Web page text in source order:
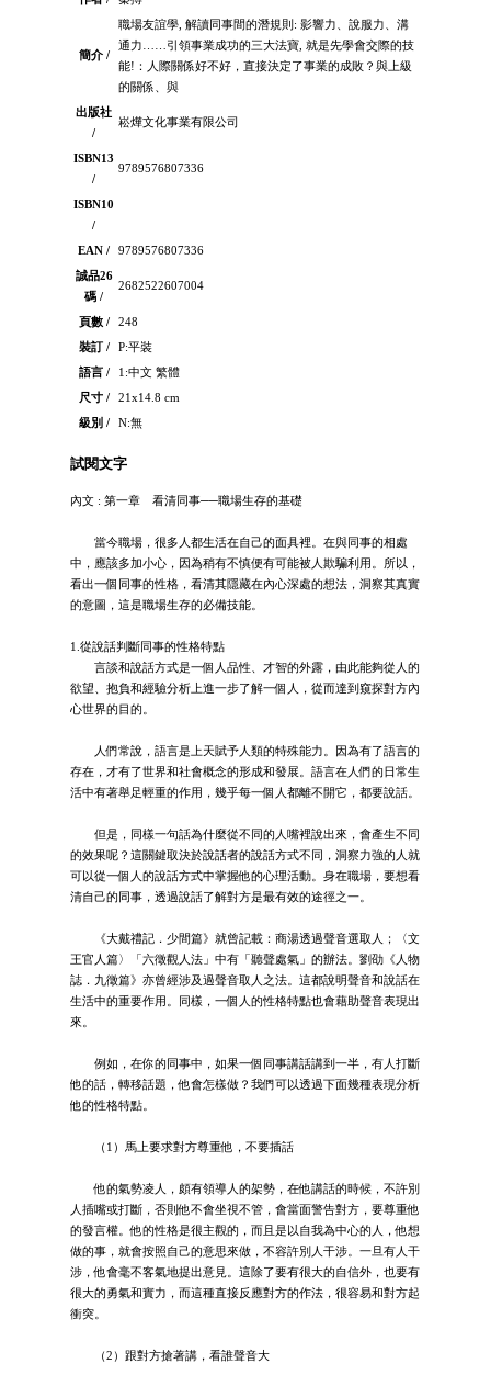
簡介 /
職場友誼學, 解讀同事間的潛規則: 影響力、說服力、溝
通力……引領事業成功的三大法寶, 就是先學會交際的技
能!：人際關係好不好，直接決定了事業的成敗？與上級
的關係、與
出版社
/
崧燁文化事業有限公司
ISBN13
/
9789576807336
ISBN10
/
EAN /
9789576807336
誠品26
碼 /
2682522607004
頁數 /
248
裝訂 /
P:平裝
語言 /
1:中文 繁體
尺寸 /
21x14.8 cm
級別 /
N:無
試閱文字
內文 : 第一章 看清同事──職場生存的基礎
當今職場，很多人都生活在自己的面具裡。在與同事的相處
中，應該多加小心，因為稍有不慎便有可能被人欺騙利用。所以，
看出一個同事的性格，看清其隱藏在內心深處的想法，洞察其真實
的意圖，這是職場生存的必備技能。
1.從說話判斷同事的性格特點
言談和說話方式是一個人品性、才智的外露，由此能夠從人的
欲望、抱負和經驗分析上進一步了解一個人，從而達到窺探對方內
心世界的目的。
人們常說，語言是上天賦予人類的特殊能力。因為有了語言的
存在，才有了世界和社會概念的形成和發展。語言在人們的日常生
活中有著舉足輕重的作用，幾乎每一個人都離不開它，都要說話。
但是，同樣一句話為什麼從不同的人嘴裡說出來，會產生不同
的效果呢？這關鍵取決於說話者的說話方式不同，洞察力強的人就
可以從一個人的說話方式中掌握他的心理活動。身在職場，要想看
清自己的同事，透過說話了解對方是最有效的途徑之一。
《大戴禮記．少間篇》就曾記載：商湯透過聲音選取人；〈文
王官人篇〉「六徵觀人法」中有「聽聲處氣」的辦法。劉劭《人物
誌．九徵篇》亦曾經涉及過聲音取人之法。這都說明聲音和說話在
生活中的重要作用。同樣，一個人的性格特點也會藉助聲音表現出
來。
例如，在你的同事中，如果一個同事講話講到一半，有人打斷
他的話，轉移話題，他會怎樣做？我們可以透過下面幾種表現分析
他的性格特點。
（1）馬上要求對方尊重他，不要插話
他的氣勢凌人，頗有領導人的架勢，在他講話的時候，不許別
人插嘴或打斷，否則他不會坐視不管，會當面警告對方，要尊重他
的發言權。他的性格是很主觀的，而且是以自我為中心的人，他想
做的事，就會按照自己的意思來做，不容許別人干涉。一旦有人干
涉，他會毫不客氣地提出意見。這除了要有很大的自信外，也要有
很大的勇氣和實力，而這種直接反應對方的作法，很容易和對方起
衝突。
（2）跟對方搶著講，看誰聲音大